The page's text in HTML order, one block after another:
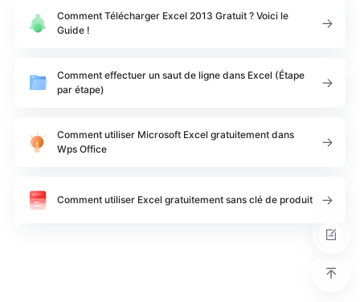
Comment Télécharger Excel 2013 Gratuit ? Voici le
Guide !
Comment effectuer un saut de ligne dans Excel (Étape
par étape)
Comment utiliser Microsoft Excel gratuitement dans
Wps Office
Comment utiliser Excel gratuitement sans clé de produit